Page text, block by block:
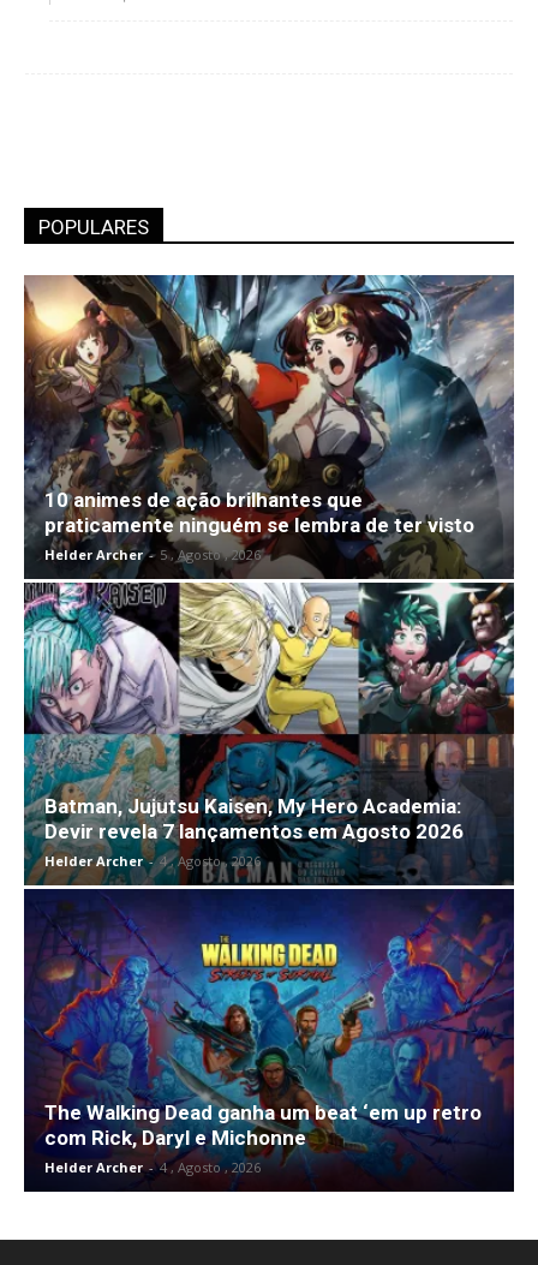
POPULARES
10 animes de ação brilhantes que
praticamente ninguém se lembra de ter visto
Helder Archer - 5 , Agosto , 2026
Batman, Jujutsu Kaisen, My Hero Academia:
Devir revela 7 lançamentos em Agosto 2026
Helder Archer - 4 , Agosto , 2026
The Walking Dead ganha um beat ‘em up retro
com Rick, Daryl e Michonne
Helder Archer - 4 , Agosto , 2026